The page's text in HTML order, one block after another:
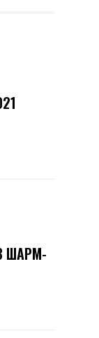
ШАРМ-